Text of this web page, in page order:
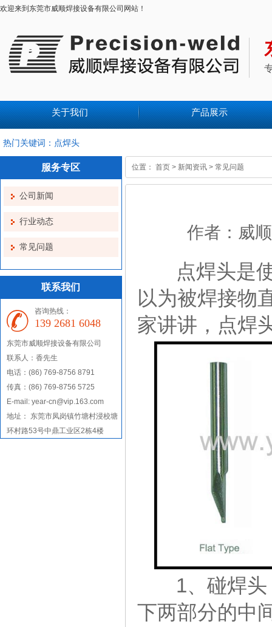
欢迎来到东莞市威顺焊接设备有限公司网站！
关于我们 产品展示
热门关键词：点焊头
服务专区
公司新闻
行业动态
常见问题
联系我们
咨询热线：
139 2681 6048
东莞市威顺焊接设备有限公司
联系人：香先生
电话：(86) 769-8756 8791
传真：(86) 769-8756 5725
E-mail: year-cn@vip.163.com
地址： 东莞市凤岗镇竹塘村浸校塘
环村路53号中鼎工业区2栋4楼
位置： 首页 > 新闻资讯 > 常见问题
作者：威
点焊头是
以为被焊接物
家讲讲，点焊
1、碰焊头
下两部分的中